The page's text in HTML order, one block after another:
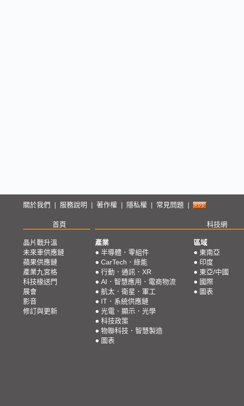
關於我們 服務說明 著作權 隱私權 常見問題
首頁 科技網
晶片戰升溫
未來車供應鏈
蘋果供應鏈
產業九宮格
科技椽送門
展會
影音
修訂與更新
產業
● 半導體．零組件
● CarTech．綠能
● 行動．通訊．XR
● AI．智慧應用．電商物流
● 航太．衛星．軍工
● IT．系統供應鏈
● 光電．顯示．光學
● 科技政策
● 物聯科技．智慧製造
● 圖表
區域
● 東南亞
● 印度
● 東亞/中國
● 國際
● 圖表